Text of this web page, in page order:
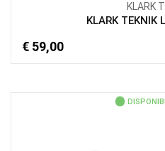
KLARK
KLARK TEKNIK
€ 59,00